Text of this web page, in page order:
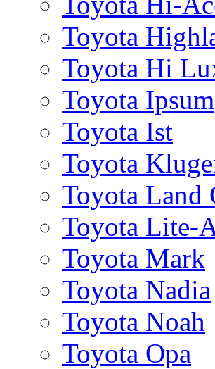
Toyota
Toyota Hi
Toyota Ipsum
Toyota Ist
Toyota
Toyota Land
Toyota Lite-
Toyota Mark
Toyota Nadia
Toyota Noah
Toyota Opa